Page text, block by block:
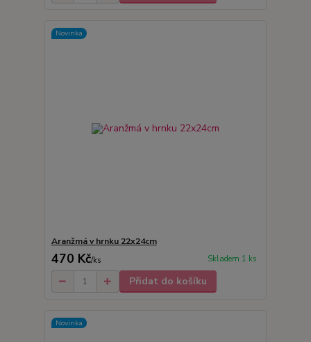
Novinka
Aranžmá v hrnku 22x24cm
470 Kč/ks Skladem 1 ks
Přidat do košíku
Novinka